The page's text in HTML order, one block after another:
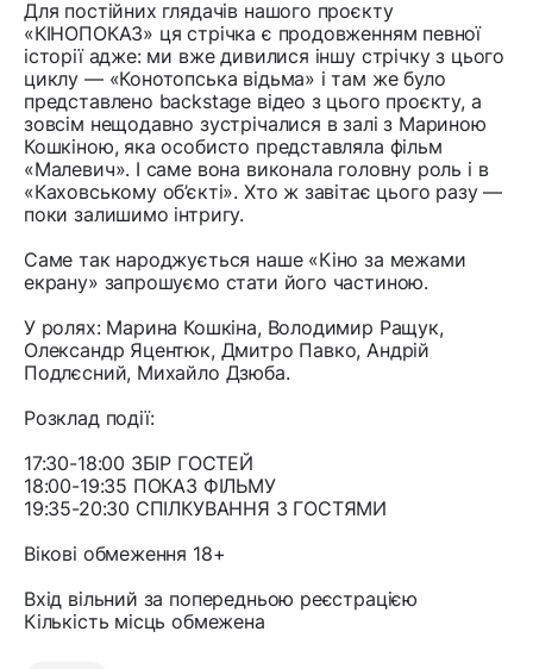
Для постійних глядачів нашого проєкту
«КІНОПОКАЗ» ця стрічка є продовженням певної
історії адже: ми вже дивилися іншу стрічку з цього
циклу — «Конотопська відьма» і там же було
представлено backstage відео з цього проєкту, а
зовсім нещодавно зустрічалися в залі з Мариною
Кошкіною, яка особисто представляла фільм
«Малевич». І саме вона виконала головну роль і в
«Каховському об’єкті». Хто ж завітає цього разу —
поки залишимо інтригу.
Саме так народжується наше «Кіно за межами
екрану» запрошуємо стати його частиною.
У ролях: Марина Кошкіна, Володимир Ращук,
Олександр Яцентюк, Дмитро Павко, Андрій
Подлєсний, Михайло Дзюба.
Розклад події:
17:30-18:00 ЗБІР ГОСТЕЙ
18:00-19:35 ПОКАЗ ФІЛЬМУ
19:35-20:30 СПІЛКУВАННЯ З ГОСТЯМИ
Вікові обмеження 18+
Вхід вільний за попередньою реєстрацією
Кількість місць обмежена